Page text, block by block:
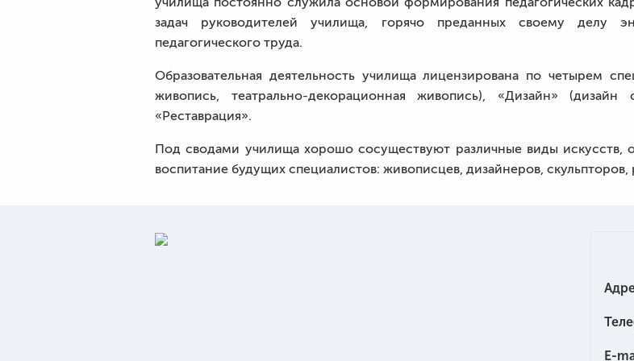
задач руководителей училища, горячо преданных своему делу
педагогического труда.
Образовательная деятельность училища лицензирована по четырем
живопись, театрально-декорационная живопись), «Дизайн» (дизайн
«Реставрация».
Под сводами училища хорошо сосуществуют различные виды искусств,
воспитание будущих специалистов: живописцев, дизайнеров, скульпторов,
E-